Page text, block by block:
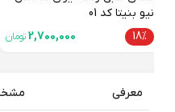
نیو بنیتا کد 01
18%
2,700,000 تومان
معرفی